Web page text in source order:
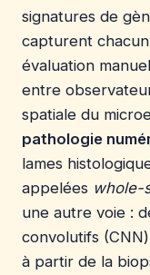
signatures de
capturent
évaluation
entre
spatiale du
pathologie
lames
appelées whole-
une autre voie :
convolutifs
à partir de la